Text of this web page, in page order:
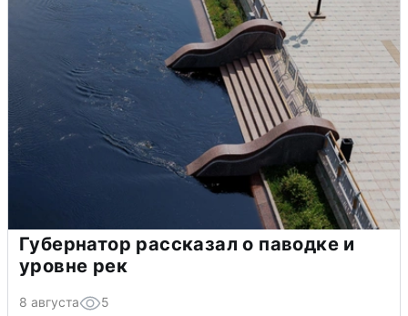
Губернатор рассказал о паводке и
уровне рек
8 августа 5